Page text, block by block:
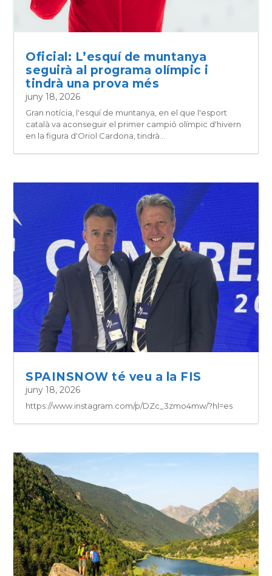
Oficial: L’esquí de muntanya
seguirà al programa olímpic i
tindrà una prova més
juny 18, 2026
Gran notícia, l'esquí de muntanya, en el que l'esport
català va aconseguir el primer campió olímpic d'hivern
en la figura d'Oriol Cardona, tindrà...
SPAINSNOW té veu a la FIS
juny 18, 2026
https://www.instagram.com/p/DZc_3zmo4mw/?hl=es